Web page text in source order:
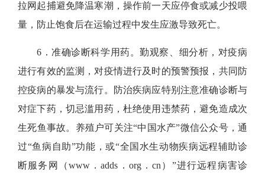
拉网起捕避免降温寒潮，操作前一天应停食或减少投喂
量，防止饱食后在运输过程中发生应激导致死亡。
6．准确诊断科学用药。勤观察、细分析，对疫病
进行有效的监测，对疫情进行及时的预警预报，共同防
控疫病的暴发与流行。防治疾病应特别注意准确诊断与
对症下药，切忌滥用药，杜绝使用违禁药，避免造成次
生死鱼事故。养殖户可关注“中国水产”微信公众号，通
过“鱼病自助”功能，或“全国水生动物疾病远程辅助诊
断服务网（www．adds．org．cn）”进行远程病害诊